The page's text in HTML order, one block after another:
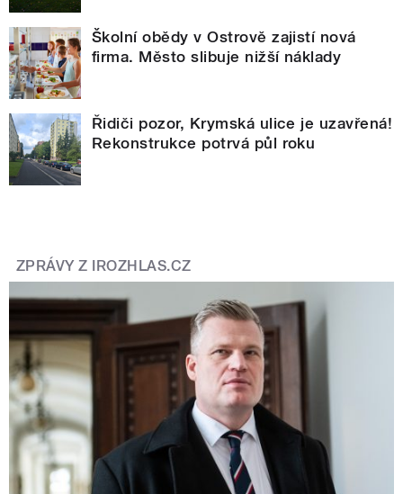
Školní obědy v Ostrově zajistí nová
firma. Město slibuje nižší náklady
Řidiči pozor, Krymská ulice je uzavřená!
Rekonstrukce potrvá půl roku
ZPRÁVY Z IROZHLAS.CZ